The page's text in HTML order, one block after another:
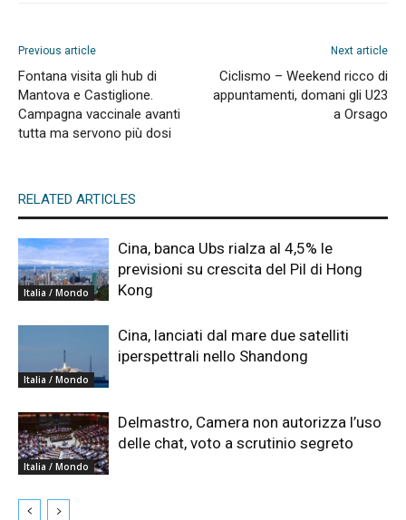
Previous article
Fontana visita gli hub di
Mantova e Castiglione.
Campagna vaccinale avanti
tutta ma servono più dosi
Next article
Ciclismo – Weekend ricco di
appuntamenti, domani gli U23
a Orsago
RELATED ARTICLES
Italia / Mondo
Cina, banca Ubs rialza al 4,5% le
previsioni su crescita del Pil di Hong
Kong
Italia / Mondo
Cina, lanciati dal mare due satelliti
iperspettrali nello Shandong
Italia / Mondo
Delmastro, Camera non autorizza l’uso
delle chat, voto a scrutinio segreto